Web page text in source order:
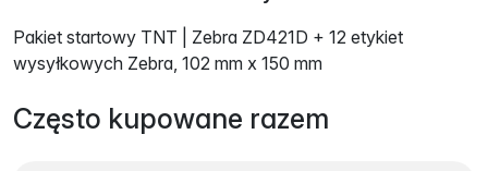
Pakiet startowy TNT | Zebra ZD421D + 12 etykiet
wysyłkowych Zebra, 102 mm x 150 mm
Często kupowane razem